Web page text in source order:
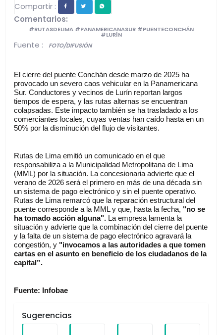
Compartir :
Comentarios:
#RUTASDELIMA #PANAMERICANASUR #PUENTECONCHÁN
#LURÍN
Fuente : FOTO/DIFUSIÓN
El cierre del puente Conchán desde marzo de 2025 ha
provocado un severo caos vehicular en la Panamericana
Sur. Conductores y vecinos de Lurín reportan largos
tiempos de espera, y las rutas alternas se encuentran
colapsadas. Este impacto también se ha trasladado a los
comerciantes locales, cuyas ventas han caído hasta en un
50% por la disminución del flujo de visitantes.
Rutas de Lima emitió un comunicado en el que
responsabiliza a la Municipalidad Metropolitana de Lima
(MML) por la situación. La concesionaria advierte que el
verano de 2026 será el primero en más de una década sin
un sistema de pago electrónico y sin el puente operativo.
Rutas de Lima remarcó que la reparación estructural del
puente corresponde a la MML y que, hasta la fecha, "no se
ha tomado acción alguna". La empresa lamenta la
situación y advierte que la combinación del cierre del puente
y la falta de un sistema de pago electrónico agravará la
congestión, y "invocamos a las autoridades a que tomen
cartas en el asunto en beneficio de los ciudadanos de la
capital”.
Fuente: Infobae
Sugerencias